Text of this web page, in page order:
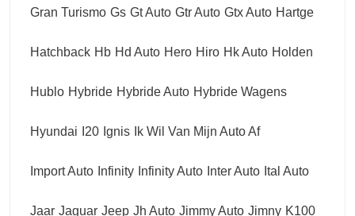
Gran Turismo Gs Gt Auto Gtr Auto Gtx Auto Hartge
Hatchback Hb Hd Auto Hero Hiro Hk Auto Holden
Hublo Hybride Hybride Auto Hybride Wagens
Hyundai I20 Ignis Ik Wil Van Mijn Auto Af
Import Auto Infinity Infinity Auto Inter Auto Ital Auto
Jaar Jaguar Jeep Jh Auto Jimmy Auto Jimny K100